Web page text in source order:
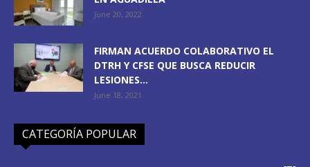
June 20, 2022
FIRMAN ACUERDO COLABORATIVO EL
DTRH Y CFSE QUE BUSCA REDUCIR
LESIONES...
June 18, 2021
CATEGORÍA POPULAR